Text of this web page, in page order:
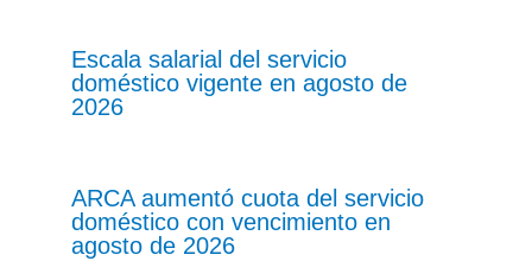
Escala salarial del servicio
doméstico vigente en agosto de
2026
ARCA aumentó cuota del servicio
doméstico con vencimiento en
agosto de 2026